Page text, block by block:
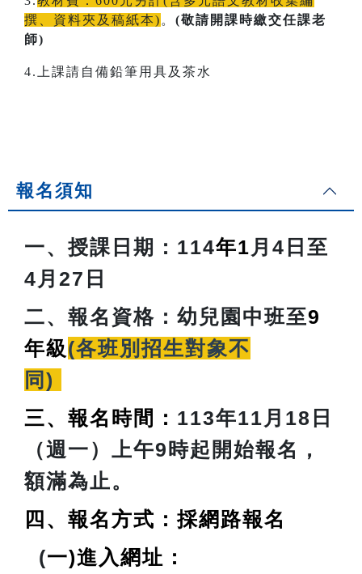
撰、資料夾及稿紙本) 。 (敬請開課時繳交任課老
師)
4.上課請自備鉛筆用具及茶水
報名須知
一、授課日期： 114年1 月4日至
4月27日
二、報名資格： 幼兒園中班至9
年級(各班別招生對象不
同)
三、報名時間： 113年11月18日
（週一）上午9時起開始報名，
額滿為止。
四、報名方式：採網路報名
(一)進入網址：